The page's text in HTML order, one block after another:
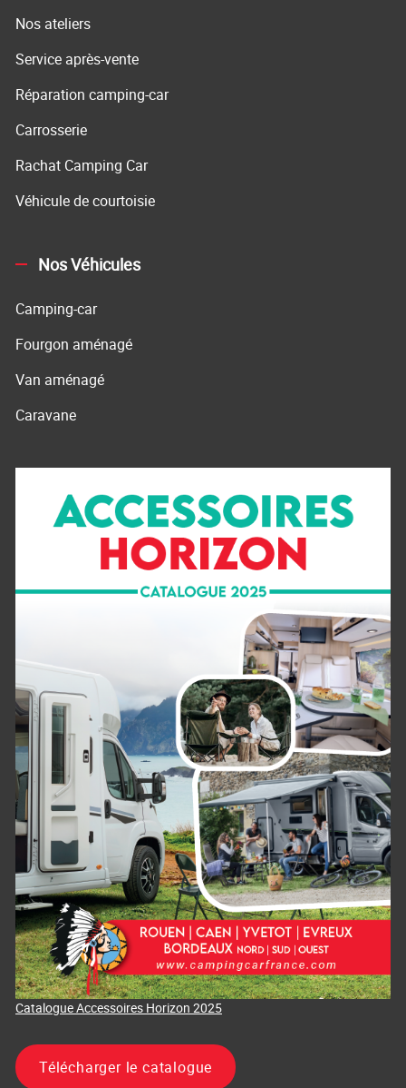
Nos ateliers
Service après-vente
Réparation camping-car
Carrosserie
Rachat Camping Car
Véhicule de courtoisie
Nos Véhicules
Camping-car
Fourgon aménagé
Van aménagé
Caravane
Catalogue Accessoires Horizon 2025
Télécharger le catalogue